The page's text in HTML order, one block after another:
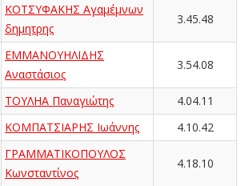
ΚΟΤΣΥΦΑΚΗΣ Αγαμέμνων
δημητρης
3.45.48
ΕΜΜΑΝΟΥΗΛΙΔΗΣ
Αναστάσιος
3.54.08
ΤΟΥΛΗΑ Παναγιώτης
4.04.11
ΚΟΜΠΑΤΣΙΑΡΗΣ Ιωάννης 4.10.42
ΓΡΑΜΜΑΤΙΚΟΠΟΥΛΟΣ
Κωνσταντίνος
4.18.10